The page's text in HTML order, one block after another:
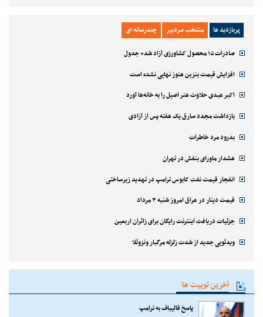
پربازدید ها منتخب سردبیر چندرسانه ای
صادرات ۱۵ محصول کشاورزی آزاد شد+ جدول
افزایش قیمت بنزین هنوز نهایی نشده است
اکبر عبدی حلاوت هنر اصیل را به خانه‌ها آورد
بازداشت مجدد سارق یک هفته پس از آزادی
بدرود مرد خاطرات
هشدار ماورای بنفش در تهران
انفجار قیمت نفت کابوس ترامپ در تهدید زیرساختی
قیمت دینار در عراق امروز شنبه ۳ مرداد
جزئیات دریافت اینترنت رایگان برای زائران اربعین
ویدئویی جدید از شدت زلزله مرگبار ونزوئلا
آخرین توییت ها
پاسخ قالیباف به ترامپ